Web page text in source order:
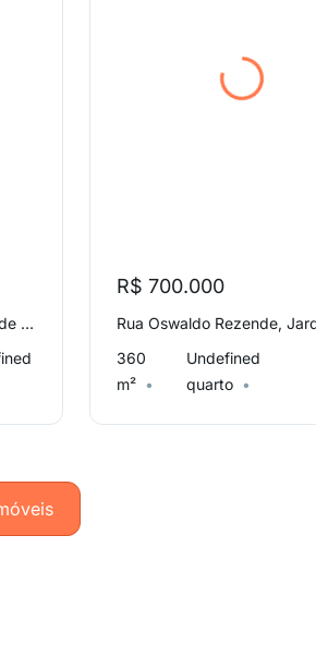
Avenida Maria Luiza Pompeo de Camargo, Jardim Campineiro
R$ 700.000
360
m²
Undefined
quarto